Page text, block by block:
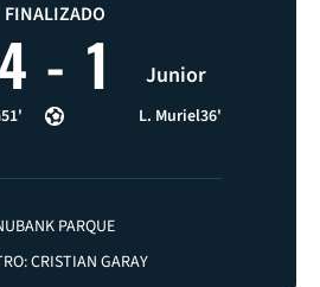
FINALIZADO
4 - 1 Junior
51'
L. Muriel36'
PARQUE
CRISTIAN GARAY